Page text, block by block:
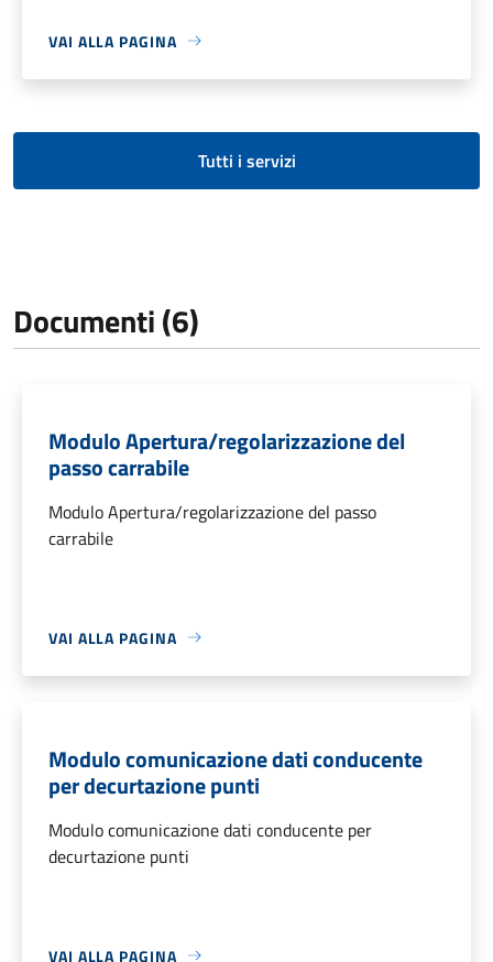
VAI ALLA PAGINA
Tutti i servizi
Documenti (6)
Modulo Apertura/regolarizzazione del
passo carrabile
Modulo Apertura/regolarizzazione del passo
carrabile
VAI ALLA PAGINA
Modulo comunicazione dati conducente
per decurtazione punti
Modulo comunicazione dati conducente per
decurtazione punti
VAI ALLA PAGINA